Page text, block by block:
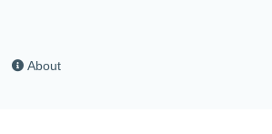
About